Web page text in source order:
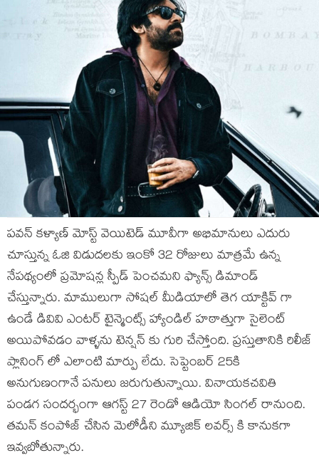
పవన్ కళ్యాణ్ మోస్ట్ వెయిటెడ్ మూవీగా అభిమానులు ఎదురు
చూస్తున్న ఓజి విడుదలకు ఇంకో 32 రోజులు మాత్రమే ఉన్న
నేపథ్యంలో ప్రమోషన్ల స్పీడ్ పెంచమని ఫ్యాన్స్ డిమాండ్
చేస్తున్నారు. మాములుగా సోషల్ మీడియాలో తెగ యాక్టివ్ గా
ఉండే డివివి ఎంటర్ టైన్మెంట్స్ హ్యాండిల్ హఠాత్తుగా సైలెంట్
అయిపోవడం వాళ్ళను టెన్షన్ కు గురి చేస్తోంది. ప్రస్తుతానికి రిలీజ్
ప్లానింగ్ లో ఎలాంటి మార్పు లేదు. సెప్టెంబర్ 25కి
అనుగుణంగానే పనులు జరుగుతున్నాయి. వినాయకచవితి
పండగ సందర్భంగా ఆగస్ట్ 27 రెండో ఆడియో సింగల్ రానుంది.
తమన్ కంపోజ్ చేసిన మెలోడీని మ్యూజిక్ లవర్స్ కి కానుకగా
ఇవ్వబోతున్నారు.